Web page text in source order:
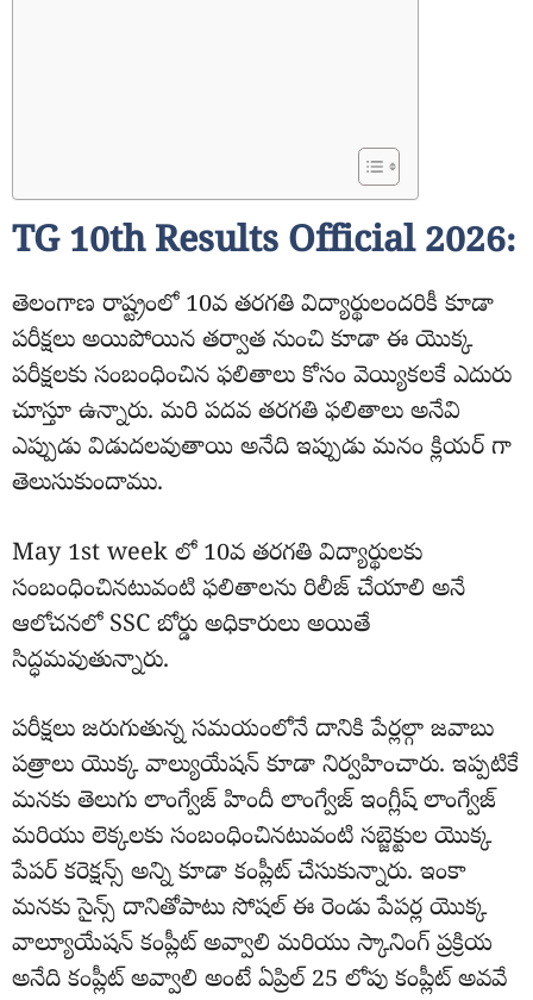
TG 10th Results Official 2026:
తెలంగాణ రాష్ట్రంలో 10వ తరగతి విద్యార్థులందరికీ కూడా
పరీక్షలు అయిపోయిన తర్వాత నుంచి కూడా ఈ యొక్క
పరీక్షలకు సంబంధించిన ఫలితాలు కోసం వెయ్యికలకే ఎదురు
చూస్తూ ఉన్నారు. మరి పదవ తరగతి ఫలితాలు అనేవి
ఎప్పుడు విడుదలవుతాయి అనేది ఇప్పుడు మనం క్లియర్ గా
తెలుసుకుందాము.
May 1st week లో 10వ తరగతి విద్యార్థులకు
సంబంధించినటువంటి ఫలితాలను రిలీజ్ చేయాలి అనే
ఆలోచనలో SSC బోర్డు అధికారులు అయితే
సిద్ధమవుతున్నారు.
పరీక్షలు జరుగుతున్న సమయంలోనే దానికి పేర్లల్గా జవాబు
పత్రాలు యొక్క వాల్యుయేషన్ కూడా నిర్వహించారు. ఇప్పటికే
మనకు తెలుగు లాంగ్వేజ్ హిందీ లాంగ్వేజ్ ఇంగ్లీష్ లాంగ్వేజ్
మరియు లెక్కలకు సంబంధించినటువంటి సబ్జెక్టుల యొక్క
పేపర్ కరెక్షన్స్ అన్ని కూడా కంప్లీట్ చేసుకున్నారు. ఇంకా
మనకు సైన్స్ దానితోపాటు సోషల్ ఈ రెండు పేపర్ల యొక్క
వాల్యూయేషన్ కంప్లీట్ అవ్వాలి మరియు స్కానింగ్ ప్రక్రియ
అనేది కంప్లీట్ అవ్వాలి అంటే ఏప్రిల్ 25 లోపు కంప్లీట్ అవవే